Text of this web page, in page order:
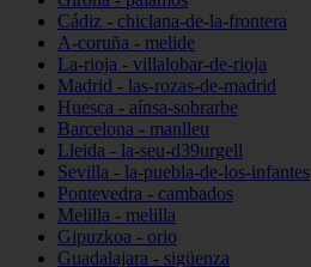
Cádiz - chiclana-de-la-frontera
A-coruña - melide
La-rioja - villalobar-de-rioja
Madrid - las-rozas-de-madrid
Huesca - aínsa-sobrarbe
Barcelona - manlleu
Lleida - la-seu-d39urgell
Sevilla - la-puebla-de-los-infantes
Pontevedra - cambados
Melilla - melilla
Gipuzkoa - orio
Guadalajara - sigüenza